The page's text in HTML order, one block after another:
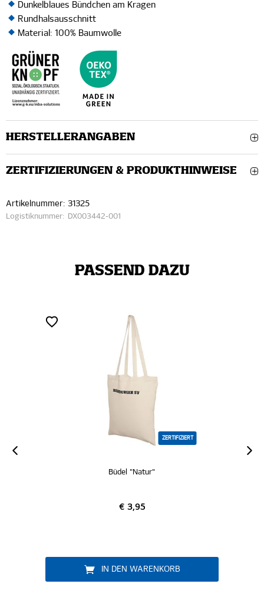
Dunkelblaues Bündchen am Kragen
Rundhalsausschnitt
Material: 100% Baumwolle
HERSTELLERANGABEN
ZERTIFIZIERUNGEN & PRODUKTHINWEISE
Artikelnummer: 31325
Logistiknummer: DX003442-001
PASSEND DAZU
ZERTIFIZIERT
IN DEN WARENKORB